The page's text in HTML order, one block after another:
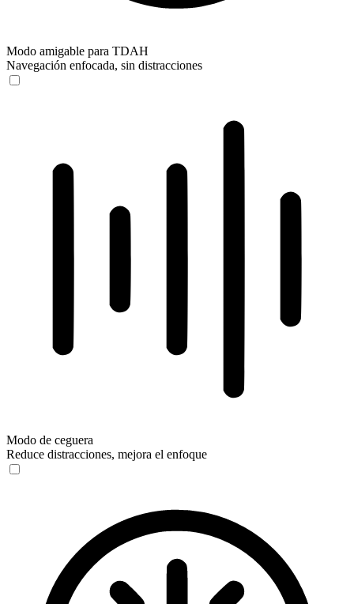
Modo amigable para TDAH
Navegación enfocada, sin distracciones
Modo de ceguera
Reduce distracciones, mejora el enfoque